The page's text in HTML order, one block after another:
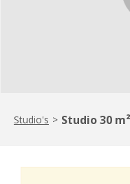
Studio's > Studio 30